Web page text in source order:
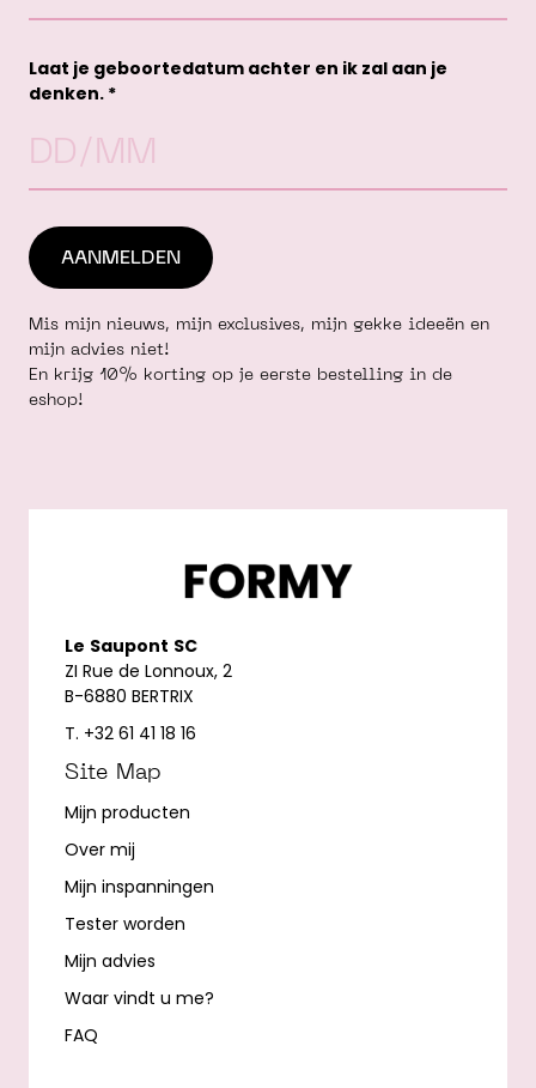
Laat je geboortedatum achter en ik zal aan je
denken. *
Mis mijn nieuws, mijn exclusives, mijn gekke ideeën en
mijn advies niet!
En krijg 10% korting op je eerste bestelling in de
eshop!
Le Saupont SC
ZI Rue de Lonnoux, 2
B-6880 BERTRIX
T. +32 61 41 18 16
Site Map
Mijn producten
Over mij
Mijn inspanningen
Tester worden
Mijn advies
Waar vindt u me?
FAQ